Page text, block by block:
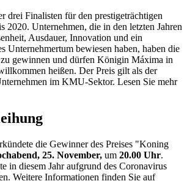
drei Finalisten für den prestigeträchtigen
2020. Unternehmen, die in den letzten Jahren
Ausdauer, Innovation und ein
Unternehmertum bewiesen haben, haben die
zu gewinnen und dürfen Königin Máxima in
heißen. Der Preis gilt als der
im KMU-Sektor. Lesen Sie mehr
die Gewinner des Preises "Koning
25. November, um 20.00 Uhr.
in diesem Jahr aufgrund des Coronavirus
Weitere Informationen finden Sie auf